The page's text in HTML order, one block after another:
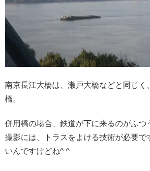
南京長江大橋は、瀬戸大橋などと同じく
橋。
併用橋の場合、鉄道が下に来るのがふつ
撮影には、トラスをよける技術が必要で
いんですけどね^ ^